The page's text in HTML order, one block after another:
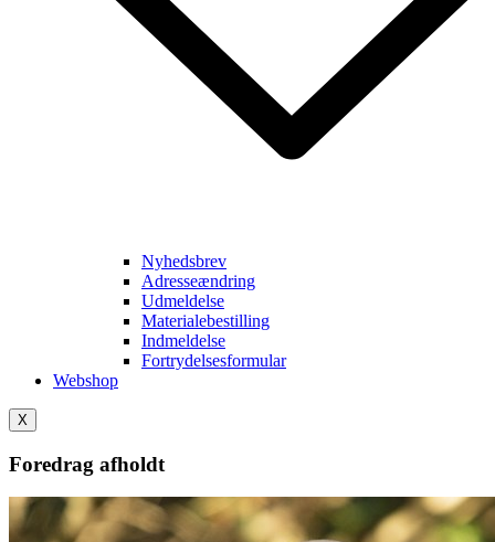
Nyhedsbrev
Adresseændring
Udmeldelse
Materialebestilling
Indmeldelse
Fortrydelsesformular
Webshop
X
Foredrag afholdt